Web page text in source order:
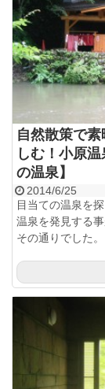
自然散策で
しむ！小原
の温泉】
2014/6/25
目当ての温泉を
温泉を発見する
その通りでした